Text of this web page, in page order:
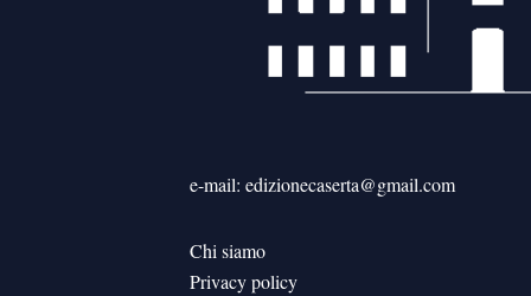
e-mail: edizionecaserta@gmail.com
Chi siamo
Privacy policy